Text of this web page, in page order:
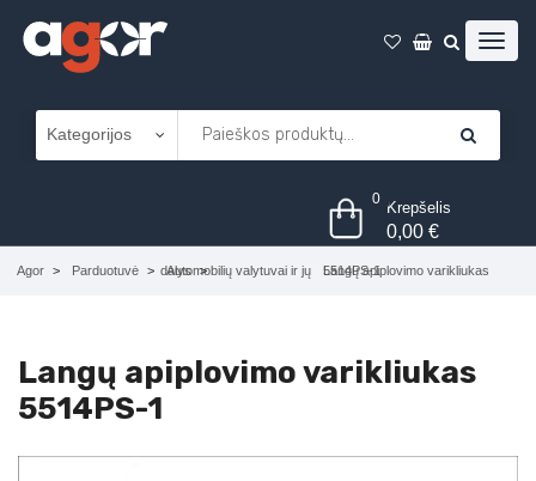
0 Krepšelis
0,00€
Agor Parduotuvė Automobilių valytuvai ir jų dalys Langų apiplovimo varikliukas 5514PS-1
Langų apiplovimo varikliukas
5514PS-1